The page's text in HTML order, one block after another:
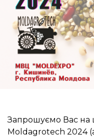
Запрошуємо Вас на
Moldagrotech 2024